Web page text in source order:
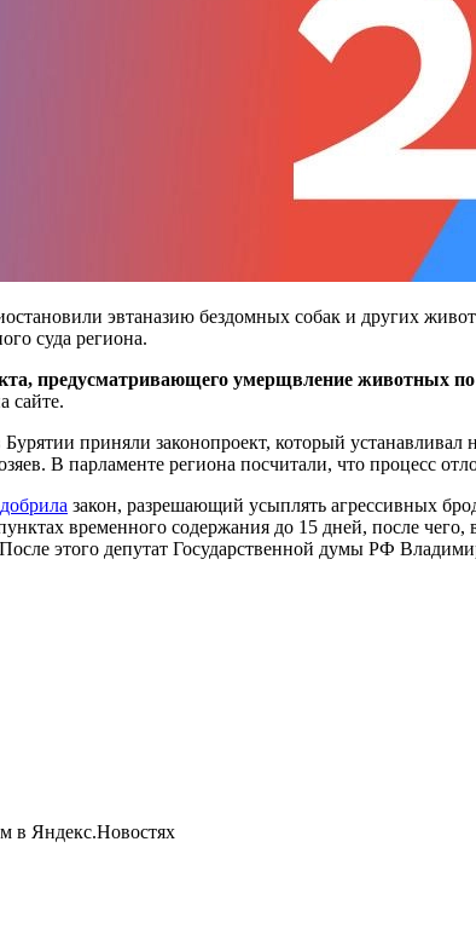
эвтаназию бездомных собак и других
суда региона.
предусматривающего умерщвление животных
сайте.
приняли законопроект, который
В парламенте региона посчитали, что процесс
закон, разрешающий усыплять агрессивных
временного содержания до 15 дней, после
этого депутат Государственной думы РФ
в Яндекс.Новостях